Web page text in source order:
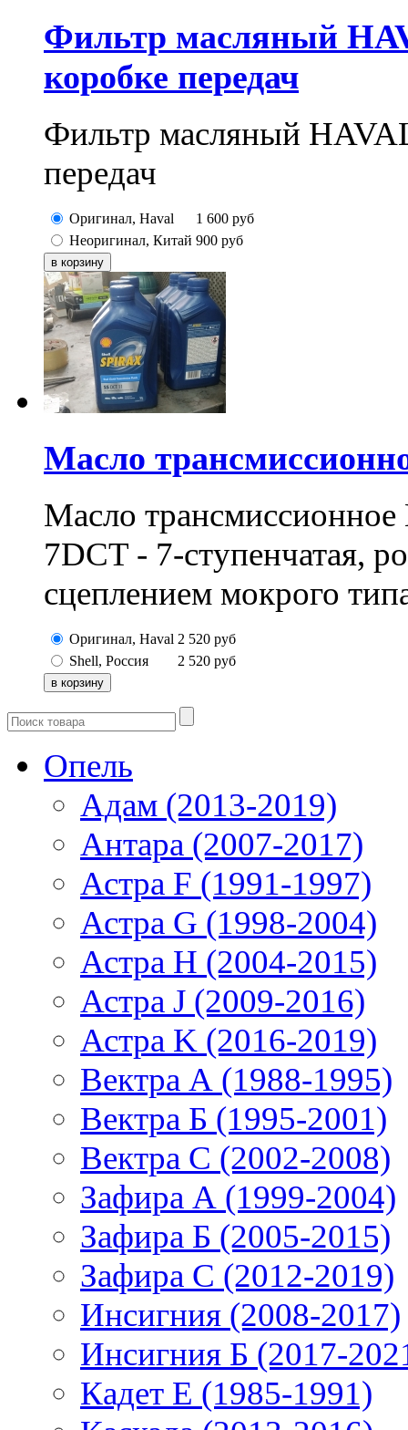
Фильтр масляный
коробке передач
Фильтр масляный
передач
Оригинал, Haval 1 600 руб
Неоригинал, Китай 900 руб
Масло
Масло
7DCT - 7-ступенчатая,
сцеплением мокрого
Оригинал, Haval 2 520 руб
Shell, Россия
2 520 руб
Опель
Адам (2013-2019)
Антара (2007-2017)
Астра F (1991-1997)
Астра G (1998-2004)
Астра H (2004-2015)
Астра J (2009-2016)
Астра K (2016-2019)
Вектра А (1988-1995)
Вектра Б (1995-2001)
Вектра С (2002-2008)
Зафира А (1999-2004)
Зафира Б (2005-2015)
Зафира С (2012-2019)
Инсигния (2008-2017)
Инсигния Б (2017-
Кадет Е (1985-1991)